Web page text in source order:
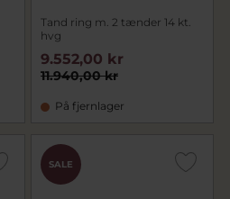
Tand ring m. 2 tænder 14 kt.
hvg
11.940,00 kr
9.552,00 kr
På fjernlager
SALE